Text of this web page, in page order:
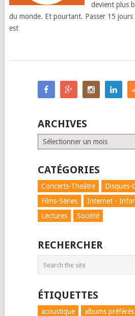
devient plus
du monde. Et pourtant. Passer 15
est
POSTS
NAVIGATION
ARCHIVES
Archives
CATÉGORIES
Concerts-Theâtre
Disques-
Films-Séries
Internet -
Lectures
Société
RECHERCHER
ÉTIQUETTES
acoustique
albums préférés